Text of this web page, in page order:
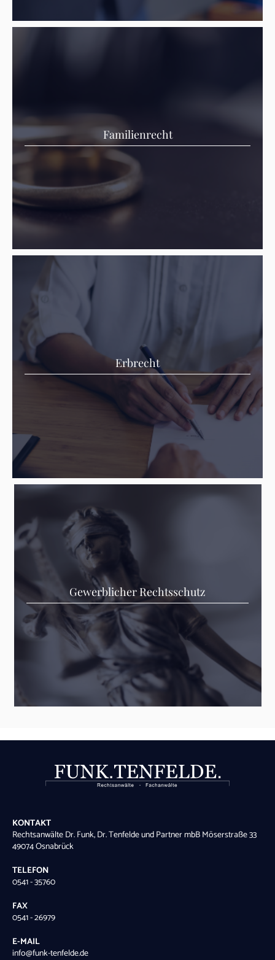
Familienrecht
Erbrecht
Gewerblicher Rechtsschutz
KONTAKT
Rechtsanwälte Dr. Funk, Dr. Tenfelde und Partner mbB Möserstraße 33
49074 Osnabrück
TELEFON
0541 - 35760
FAX
0541 - 26979
E-MAIL
info@funk-tenfelde.de